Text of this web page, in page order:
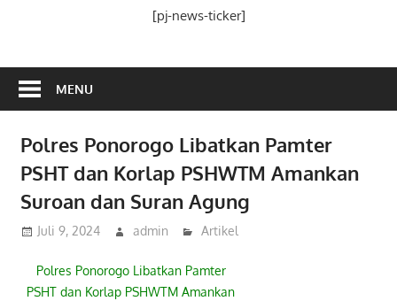
[pj-news-ticker]
MENU
Polres Ponorogo Libatkan Pamter
PSHT dan Korlap PSHWTM Amankan
Suroan dan Suran Agung
Juli 9, 2024 admin Artikel
Polres Ponorogo Libatkan Pamter
PSHT dan Korlap PSHWTM Amankan